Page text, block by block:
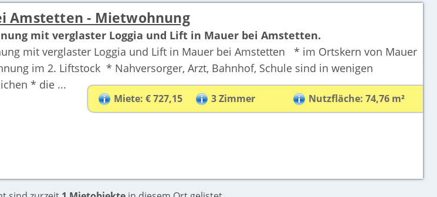
Amstetten - Mietwohnung
mit verglaster Loggia und Lift in Mauer bei Amstetten.
mit verglaster Loggia und Lift in Mauer bei Amstetten * im Ortskern von Mauer
im 2. Liftstock * Nahversorger, Arzt, Bahnhof, Schule sind in wenigen
* die ...
Miete: € 727,15 3 Zimmer Nutzfläche: 74,76 m²